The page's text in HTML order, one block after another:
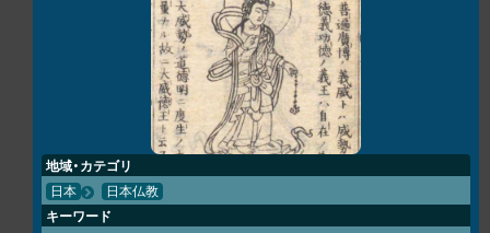
地域・カテゴリ
日本 日本仏教
キーワード